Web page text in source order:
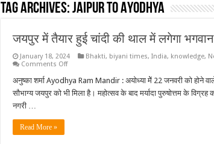
Tag Archives:Jaipur to Ayodhya
जयपुर में तैयार हुई चांदी की थाल में लगेगा
January 18, 2024 Bhakti, biyani times, India, knowledge,
Comments Offon
में
तैयार
हुई
अनुष्का शर्मा Ayodhya Ram Mandir : अयोध्या मेें 22 जनवरी को होने
सौभाग्य जयपुर को भी मिला है। महोत्सव के बाद मर्यादा पुरुषोत्तम के
नगरी …
Read More »